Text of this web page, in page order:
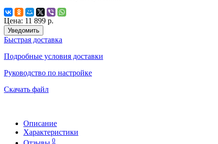
Цена: 11 899 р.
Уведомить
Быстрая доставка
Подробные условия доставки
Руководство по настройке
Скачать файл
Описание
Характеристики
0